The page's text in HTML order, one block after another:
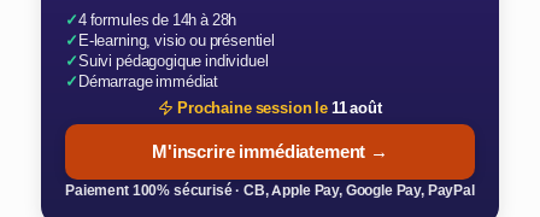
✓4 formules de 14h à 28h
✓E-learning, visio ou présentiel
✓Suivi pédagogique individuel
✓Démarrage immédiat
Prochaine session le11 août
M'inscrire immédiatement →
Paiement 100% sécurisé · CB, Apple Pay, Google Pay, PayPal